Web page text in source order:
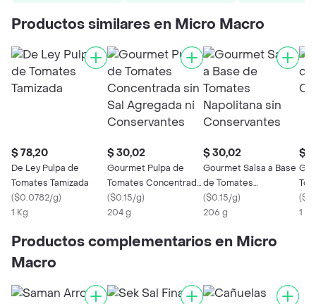
Productos similares en Micro Macro
$ 78,20
De Ley Pulpa de
Tomates Tamizada
($0.0782/g)
1 Kg
$ 30,02
Gourmet Pulpa de
Tomates Concentrada
sin Sal Agregada ni
Conservantes
($0.15/g)
204 g
$ 30,02
Gourmet Salsa a Base
de Tomates
Napolitana sin
Conservantes
($0.15/g)
206 g
$
(
1 X
Productos complementarios en Micro
Macro